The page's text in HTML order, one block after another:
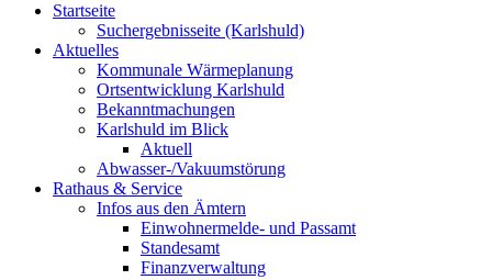
Startseite
Suchergebnisseite (Karlshuld)
Aktuelles
Kommunale Wärmeplanung
Ortsentwicklung Karlshuld
Bekanntmachungen
Karlshuld im Blick
Aktuell
Abwasser-/Vakuumstörung
Rathaus & Service
Infos aus den Ämtern
Einwohnermelde- und Passamt
Standesamt
Finanzverwaltung